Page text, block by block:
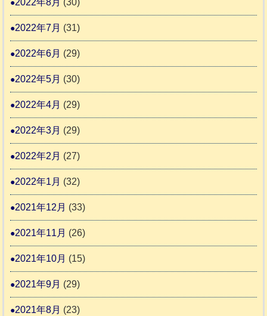
2022年8月 (30)
2022年7月 (31)
2022年6月 (29)
2022年5月 (30)
2022年4月 (29)
2022年3月 (29)
2022年2月 (27)
2022年1月 (32)
2021年12月 (33)
2021年11月 (26)
2021年10月 (15)
2021年9月 (29)
2021年8月 (23)